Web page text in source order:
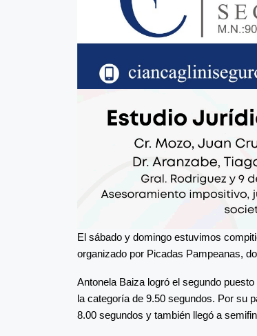
El sábado y domingo estuvimos
organizado por Picadas Pampeanas,
Antonela Baiza logró el segundo
la categoría de 9.50 segundos. Por su
8.00 segundos y también llegó a